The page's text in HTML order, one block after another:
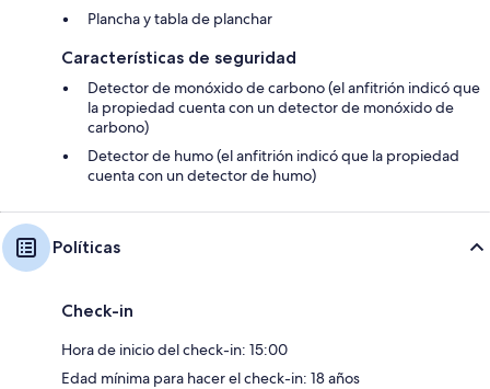
Plancha y tabla de planchar
Características de seguridad
Detector de monóxido de carbono (el anfitrión indicó que
la propiedad cuenta con un detector de monóxido de
carbono)
Detector de humo (el anfitrión indicó que la propiedad
cuenta con un detector de humo)
Políticas
Check-in
Hora de inicio del check-in: 15:00
Edad mínima para hacer el check-in: 18 años